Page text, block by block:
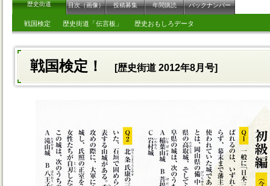
歴史街道 目次（画像） 投稿募集 年間購読 バックナンバー
戦国検定 歴史街道「伝言板」 歴史おもしろデータ
戦国検定！ [歴史街道 2012年8月号]